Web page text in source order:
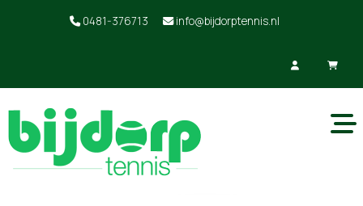
0481-376713 info@bijdorptennis.nl